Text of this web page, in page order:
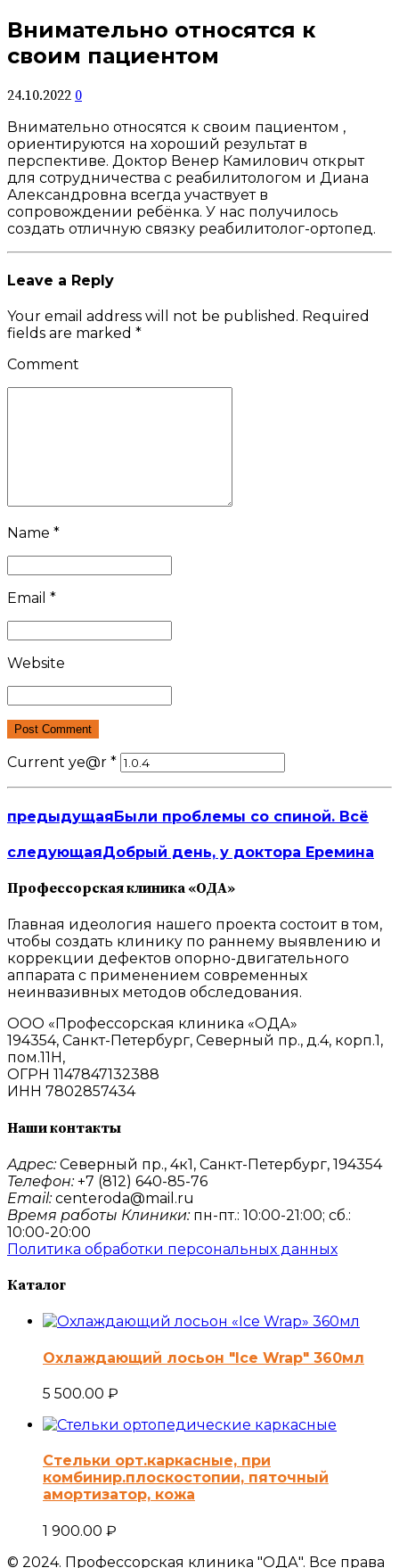
Внимательно относятся к
своим пациентом
24.10.2022 0
Внимательно относятся к своим пациентом ,
ориентируются на хороший результат в
перспективе. Доктор Венер Камилович открыт
для сотрудничества с реабилитологом и Диана
Александровна всегда участвует в
сопровождении ребёнка. У нас получилось
создать отличную связку реабилитолог-ортопед.
Leave a Reply
Your email address will not be published. Required
fields are marked *
Comment
Name *
Email *
Website
Post Comment
Current ye@r *
предыдущаяБыли проблемы со спиной. Всё
следующаяДобрый день, у доктора Еремина
Профессорская клиника «ОДА»
Главная идеология нашего проекта состоит в том,
чтобы создать клинику по раннему выявлению и
коррекции дефектов опорно-двигательного
аппарата с применением современных
неинвазивных методов обследования.
ООО «Профессорская клиника «ОДА»
194354, Санкт-Петербург, Северный пр., д.4, корп.1,
пом.11Н,
ОГРН 1147847132388
ИНН 7802857434
Наши контакты
Адрес:Северный пр., 4к1, Санкт-Петербург, 194354
Телефон:+7 (812) 640-85-76
Email:centeroda@mail.ru
Время работы Клиники:пн-пт.: 10:00-21:00; сб.:
10:00-20:00
Политика обработки персональных данных
Каталог
Охлаждающий лосьон "Ice Wrap" 360мл
5 500.00 ₽
Стельки орт.каркасные, при
комбинир.плоскостопии, пяточный
амортизатор, кожа
1 900.00 ₽
© 2024. Профессорская клиника "ОДА". Все права